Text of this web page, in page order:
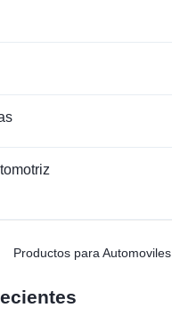
Productos para Automoviles